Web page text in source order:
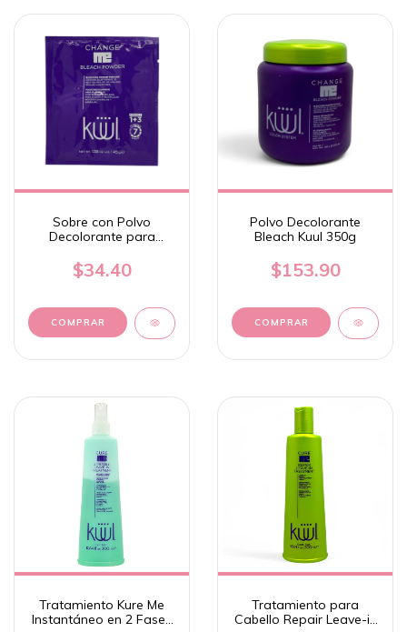
Sobre con Polvo
Decolorante para
$34.40
Polvo Decolorante
Bleach Kuul 350g
$153.90
Tratamiento Kure Me
Instantáneo en 2 Fases
Tratamiento para
Cabello Repair Leave-in